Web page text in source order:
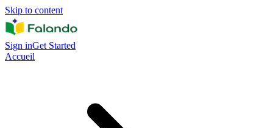
Skip to content
Sign inGet Started
Accueil